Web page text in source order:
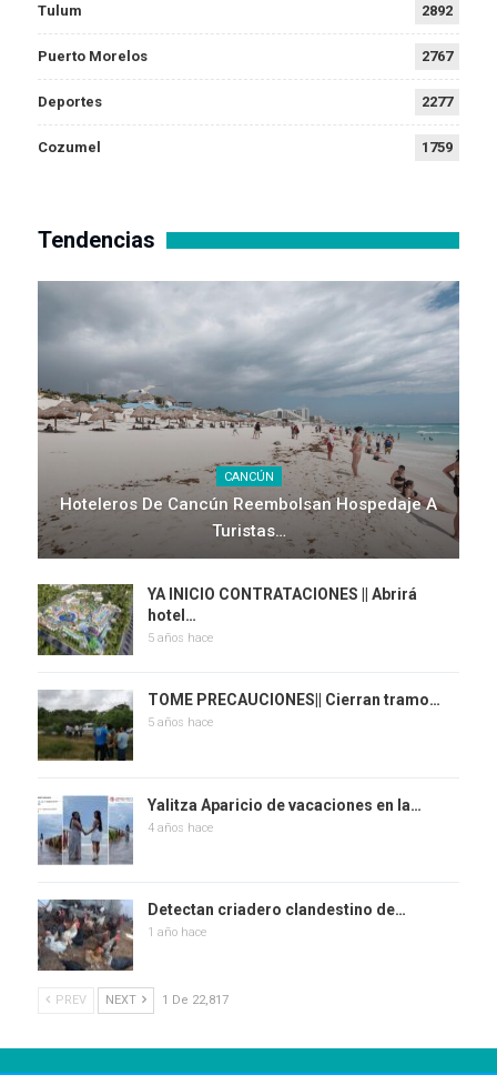
Tulum 2892
Puerto Morelos 2767
Deportes 2277
Cozumel 1759
Tendencias
CANCÚN
Hoteleros De Cancún Reembolsan Hospedaje A
Turistas…
YA INICIO CONTRATACIONES || Abrirá
hotel…
5 años hace
TOME PRECAUCIONES|| Cierran tramo…
5 años hace
Yalitza Aparicio de vacaciones en la…
4 años hace
Detectan criadero clandestino de…
1 año hace
PREV NEXT 1 De 22,817